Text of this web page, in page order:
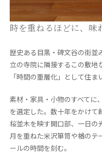
時を重ねるほどに、味
歴史ある目黒・碑文谷の街並
立の寺院に隣接するこの敷地
「時間の重層化」として住ま
素材・家具・小物のすべてに
を選定した。数十年をかけて
桜並木を映す開口部、一日の
月を重ねた米沢箪笥や楢のテ
ールの時間を刻む。